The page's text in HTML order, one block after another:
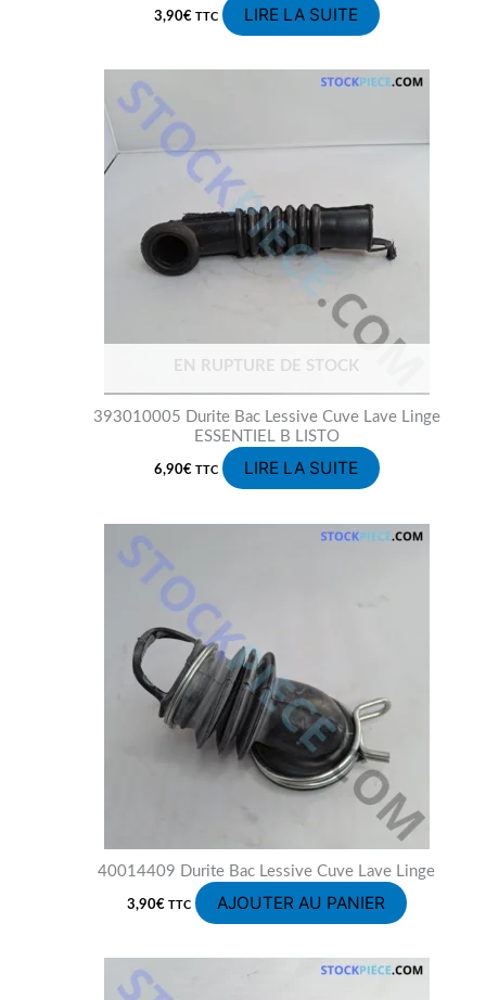
3,90€ TTC LIRE LA SUITE
EN RUPTURE DE STOCK
393010005 Durite Bac Lessive Cuve Lave Linge
ESSENTIEL B LISTO
6,90€ TTC LIRE LA SUITE
40014409 Durite Bac Lessive Cuve Lave Linge
3,90€ TTC AJOUTER AU PANIER